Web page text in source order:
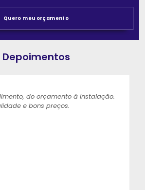
Quero meu orçamento
Depoimentos
do orçamento à instalação.
e bons preços.